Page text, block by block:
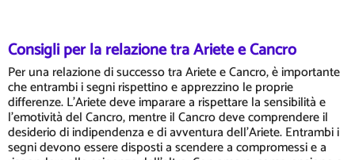
Consigli per la relazione tra Ariete e Cancro
Per una relazione di successo tra Ariete e Cancro, è importante
che entrambi i segni rispettino e apprezzino le proprie
differenze. L'Ariete deve imparare a rispettare la sensibilità e
l'emotività del Cancro, mentre il Cancro deve comprendere il
desiderio di indipendenza e di avventura dell'Ariete. Entrambi i
segni devono essere disposti a scendere a compromessi e a